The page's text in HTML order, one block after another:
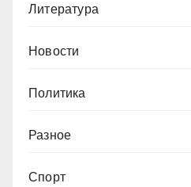
Литература
Новости
Политика
Разное
Спорт